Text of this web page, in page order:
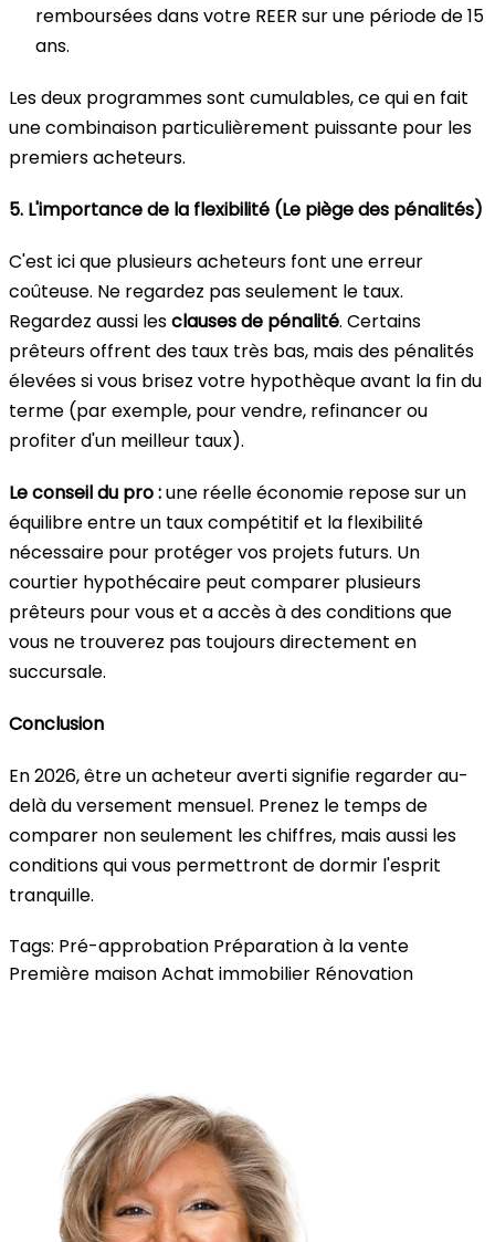
remboursées dans votre REER sur une période de 15
ans.
Les deux programmes sont cumulables, ce qui en fait
une combinaison particulièrement puissante pour les
premiers acheteurs.
5. L'importance de la flexibilité (Le piège des pénalités)
C'est ici que plusieurs acheteurs font une erreur
coûteuse. Ne regardez pas seulement le taux.
Regardez aussi lesclauses de pénalité. Certains
prêteurs offrent des taux très bas, mais des pénalités
élevées si vous brisez votre hypothèque avant la fin du
terme (par exemple, pour vendre, refinancer ou
profiter d'un meilleur taux).
Le conseil du pro :une réelle économie repose sur un
équilibre entre un taux compétitif et la flexibilité
nécessaire pour protéger vos projets futurs. Un
courtier hypothécaire peut comparer plusieurs
prêteurs pour vous et a accès à des conditions que
vous ne trouverez pas toujours directement en
succursale.
Conclusion
En 2026, être un acheteur averti signifie regarder au-
delà du versement mensuel. Prenez le temps de
comparer non seulement les chiffres, mais aussi les
conditions qui vous permettront de dormir l'esprit
tranquille.
Tags: Pré-approbation Préparation à la vente
Première maisonAchat immobilier Rénovation